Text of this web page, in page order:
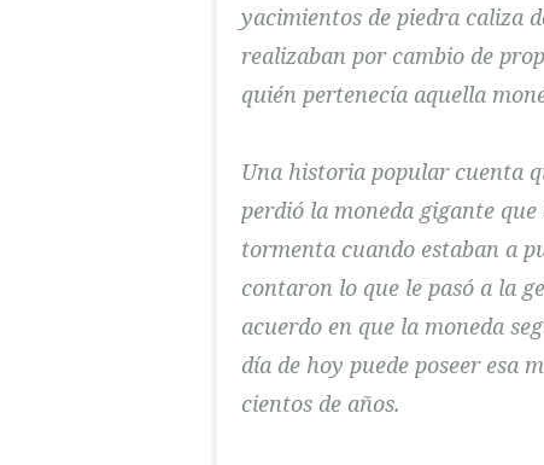
yacimientos de piedra caliza
realizaban por cambio de
quién pertenecía aquella
Una historia popular cuenta
perdió la moneda gigante
tormenta cuando estaban a
contaron lo que le pasó a la
acuerdo en que la moneda
día de hoy puede poseer esa
cientos de años.